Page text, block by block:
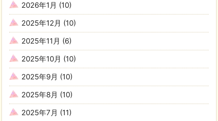
2026年1月 (10)
2025年12月 (10)
2025年11月 (6)
2025年10月 (10)
2025年9月 (10)
2025年8月 (10)
2025年7月 (11)